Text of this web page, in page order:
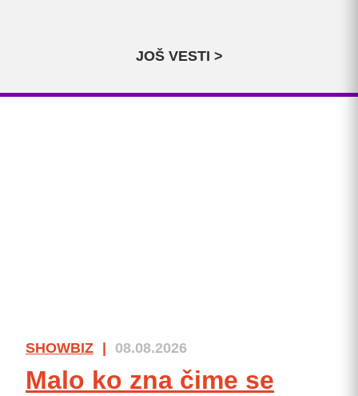
JOŠ VESTI >
SHOWBIZ 08.08.2026
Malo ko zna čime se